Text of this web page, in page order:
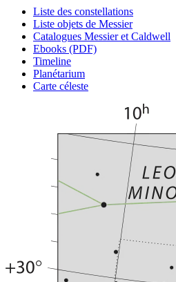
Liste des constellations
Liste objets de Messier
Catalogues Messier et Caldwell
Ebooks (PDF)
Timeline
Planétarium
Carte céleste